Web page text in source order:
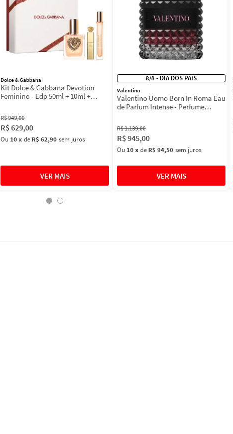
Dolce & Gabbana
Kit Dolce & Gabbana Devotion
Feminino - Edp 50ml + 10ml +
R$949,00
R$629,00
Ou 10xde R$ 62,90 sem juros
8/8 - DIA DOS PAIS
Valentino
Valentino Uomo Born In Roma Eau
de Parfum Intense - Perfume
R$1.139,00
R$945,00
Ou 10xde R$ 94,50 sem juros